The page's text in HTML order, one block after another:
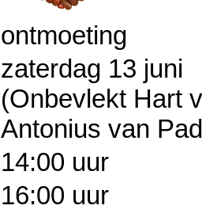
ontmoeting
zaterdag 13
(Onbevlekt Hart
Antonius van
14:00 uur
16:00 uur